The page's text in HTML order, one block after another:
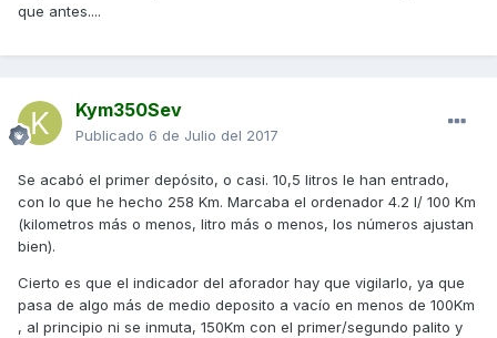
que antes....
Kym350Sev
Publicado 6 de Julio del 2017
Se acabó el primer depósito, o casi. 10,5 litros le han entrado,
con lo que he hecho 258 Km. Marcaba el ordenador 4.2 l/ 100 Km
(kilometros más o menos, litro más o menos, los números ajustan
bien).
Cierto es que el indicador del aforador hay que vigilarlo, ya que
pasa de algo más de medio deposito a vacío en menos de 100Km
, al principio ni se inmuta, 150Km con el primer/segundo palito y